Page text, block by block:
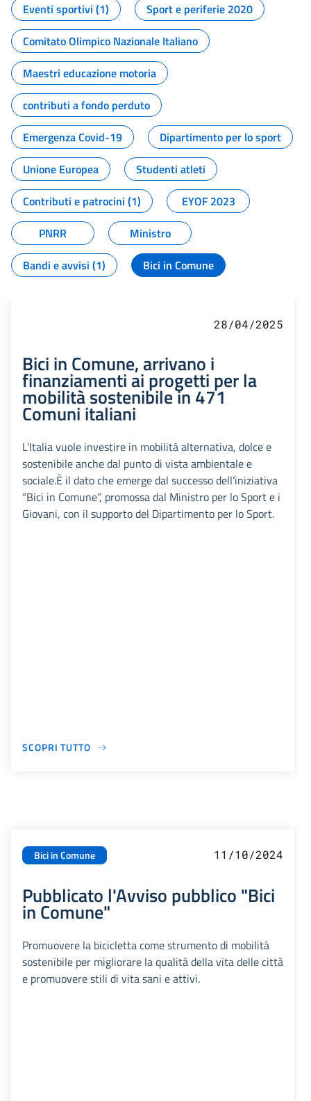
Eventi sportivi (1)
Sport e periferie 2020
Comitato Olimpico Nazionale Italiano
Maestri educazione motoria
contributi a fondo perduto
Emergenza Covid-19
Dipartimento per lo sport
Unione Europea
Studenti atleti
Contributi e patrocini (1)
EYOF 2023
PNRR
Ministro
Bandi e avvisi (1)
Bici in Comune
28/04/2025
Bici in Comune, arrivano i
finanziamenti ai progetti per la
mobilità sostenibile in 471
Comuni italiani
L’Italia vuole investire in mobilità alternativa, dolce e
sostenibile anche dal punto di vista ambientale e
sociale.È il dato che emerge dal successo dell’iniziativa
“Bici in Comune”, promossa dal Ministro per lo Sport e i
Giovani, con il supporto del Dipartimento per lo Sport.
SCOPRI TUTTO
Bici in Comune 11/10/2024
Pubblicato l'Avviso pubblico "Bici
in Comune"
Promuovere la bicicletta come strumento di mobilità
sostenibile per migliorare la qualità della vita delle città
e promuovere stili di vita sani e attivi.